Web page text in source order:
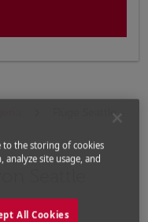
Flüge Seattle -
Seattle
Route (Abflugort
to the storing of cookies
site usage, and
All Cookies